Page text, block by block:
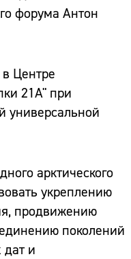
форума Антон
Центре
21А" при
универсальной
арктического
укреплению
продвижению
поколений
дат и